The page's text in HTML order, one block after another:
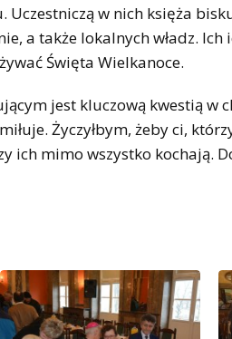
w nich księża
a także lokalnych władz. Ich
Święta Wielkanoce.
jest kluczową kwestią w
Życzyłbym, żeby ci,
mimo wszystko kochają.